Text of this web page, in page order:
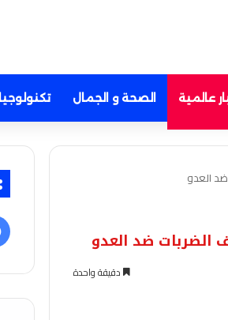
عالمية الصحة و الجمال تكنولوجيا
العدو
الضربات ضد العدو
دقيقة واحدة